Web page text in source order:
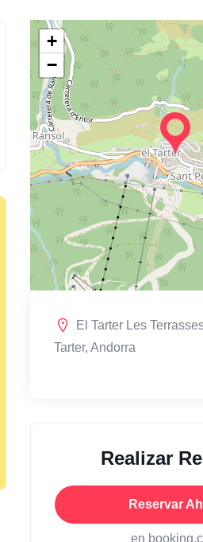
+
−
El Tarter Les
Tarter, Andorra
Realizar
Reservar
en